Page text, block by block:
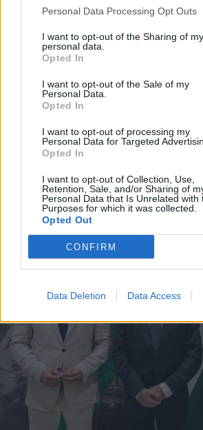
Personal Data Processing Opt Outs
I want to opt-out of the Sharing of my
personal data.
Opted In
I want to opt-out of the Sale of my
Personal Data.
Opted In
I want to opt-out of processing my
Personal Data for Targeted
Opted In
I want to opt-out of Collection, Use,
Retention, Sale, and/or Sharing of
Personal Data that Is Unrelated with
Purposes for which it was collected.
Opted Out
CONFIRM
Data Deletion Data Access
2026. augusztus 08., szombat
Hétvégén is
árának csökkenése